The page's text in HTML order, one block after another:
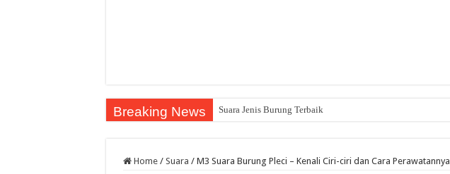
Breaking News Suara Jenis Burung Terbaik
Home / Suara / M3 Suara Burung Pleci – Kenali Ciri-ciri dan Cara Perawatannya